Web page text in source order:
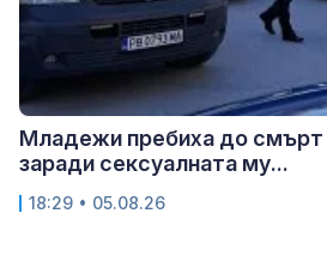
Младежи пребиха до
заради сексуалната му...
18:29 • 05.08.26